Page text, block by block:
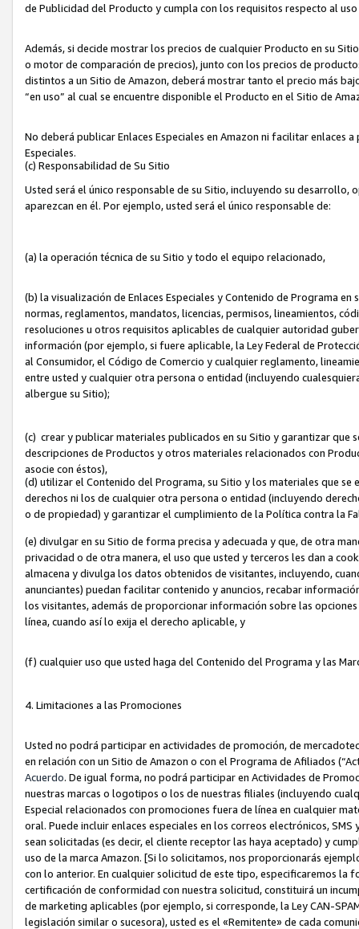
de Publicidad del Producto y cumpla con los requisitos respecto al uso
Además, si decide mostrar los precios de cualquier Producto en su
o motor de comparación de precios), junto con los precios de
distintos a un Sitio de Amazon, deberá mostrar tanto el precio más
“en uso” al cual se encuentre disponible el Producto en el Sitio de
No deberá publicar Enlaces Especiales en Amazon ni facilitar enlaces
Especiales.
(c) Responsabilidad de Su Sitio
Usted será el único responsable de su Sitio, incluyendo su
aparezcan en él. Por ejemplo, usted será el único responsable de:
(a) la operación técnica de su Sitio y todo el equipo relacionado,
(b) la visualización de Enlaces Especiales y Contenido de Programa
normas, reglamentos, mandatos, licencias, permisos, lineamientos,
resoluciones u otros requisitos aplicables de cualquier autoridad
información (por ejemplo, si fuere aplicable, la Ley Federal de
al Consumidor, el Código de Comercio y cualquier reglamento,
entre usted y cualquier otra persona o entidad (incluyendo
albergue su Sitio);
(c) crear y publicar materiales publicados en su Sitio y garantizar que
descripciones de Productos y otros materiales relacionados con
asocie con éstos),
(d) utilizar el Contenido del Programa, su Sitio y los materiales que se
derechos ni los de cualquier otra persona o entidad (incluyendo
o de propiedad) y garantizar el cumplimiento de la Política contra la
(e) divulgar en su Sitio de forma precisa y adecuada y que, de otra
privacidad o de otra manera, el uso que usted y terceros les dan a
almacena y divulga los datos obtenidos de visitantes, incluyendo,
anunciantes) puedan facilitar contenido y anuncios, recabar
los visitantes, además de proporcionar información sobre las
línea, cuando así lo exija el derecho aplicable, y
(f) cualquier uso que usted haga del Contenido del Programa y las
4. Limitaciones a las Promociones
Usted no podrá participar en actividades de promoción, de
en relación con un Sitio de Amazon o con el Programa de Afiliados
Acuerdo. De igual forma, no podrá participar en Actividades de
nuestras marcas o logotipos o los de nuestras filiales (incluyendo
Especial relacionados con promociones fuera de línea en cualquier
oral. Puede incluir enlaces especiales en los correos electrónicos,
sean solicitadas (es decir, el cliente receptor las haya aceptado) y
uso de la marca Amazon. [Si lo solicitamos, nos proporcionarás
con lo anterior. En cualquier solicitud de este tipo, especificaremos
certificación de conformidad con nuestra solicitud, constituirá un
de marketing aplicables (por ejemplo, si corresponde, la Ley CAN-
legislación similar o sucesora), usted es el «Remitente» de cada